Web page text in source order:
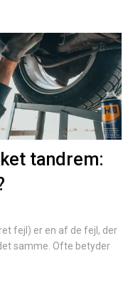
tandrem:
fejl) er en af de fejl, der
samme. Ofte betyder